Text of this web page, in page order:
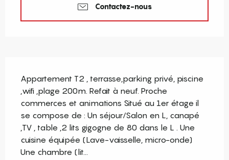
Contactez-nous
Appartement T2 , terrasse,parking privé, piscine
,wifi ,plage 200m. Refait à neuf. Proche
commerces et animations Situé au 1er étage il
se compose de : Un séjour/Salon en L, canapé
,TV , table ,2 lits gigogne de 80 dans le L . Une
cuisine équipée (Lave-vaisselle, micro-onde)
Une chambre (lit...